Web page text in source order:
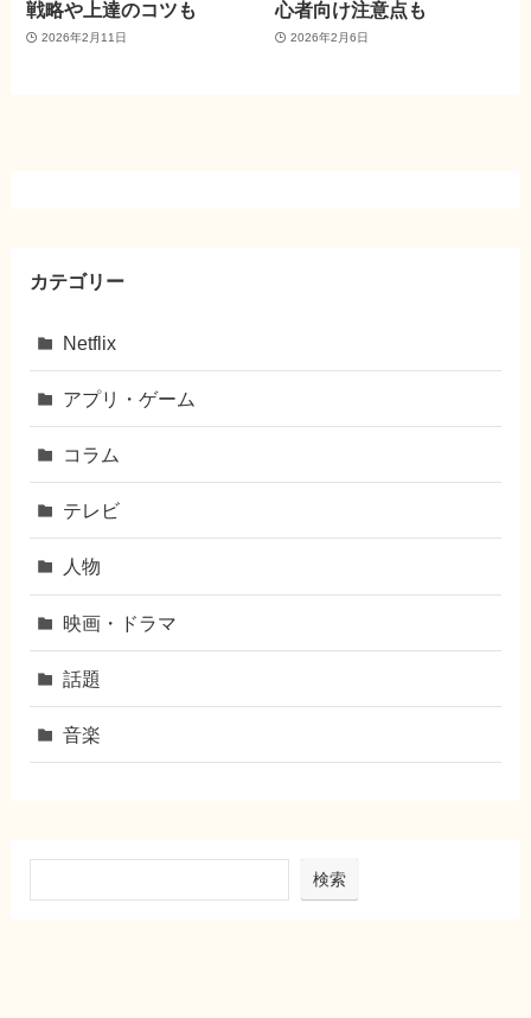
戦略や上達のコツも
2026年2月11日
心者向け注意点も
2026年2月6日
カテゴリー
Netflix
アプリ・ゲーム
コラム
テレビ
人物
映画・ドラマ
話題
音楽
検索